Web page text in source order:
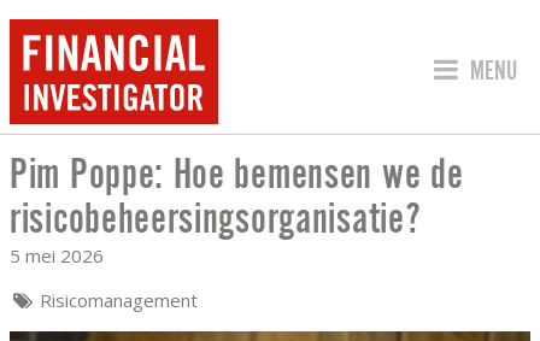
SPRING
MENU
PIM POPPE: HOE BEMENSEN WE DE
Pim Poppe: Hoe bemensen we de
risicobeheersingsorganisatie?
5 mei 2026
Risicomanagement